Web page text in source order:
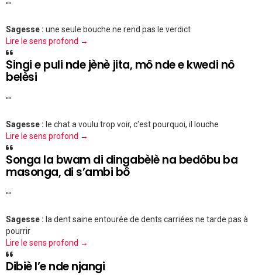
""
Sagesse : une seule bouche ne rend pas le verdict
Lire le sens profond →
Singi e puli nde jènè jita, mô nde e kwedi nô
belèsi
""
Sagesse : le chat a voulu trop voir, c'est pourquoi, il louche
Lire le sens profond →
Songa la bwam di dingabèlè na bedôbu ba
masonga, di s’ambi bô
""
Sagesse : la dent saine entourée de dents carriées ne tarde pas à
pourrir
Lire le sens profond →
Dibiè l’e nde njangi